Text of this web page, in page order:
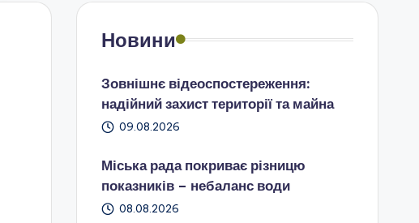
Новини
Зовнішнє відеоспостереження:
надійний захист території та майна
09.08.2026
Міська рада покриває різницю
показників – небаланс води
08.08.2026